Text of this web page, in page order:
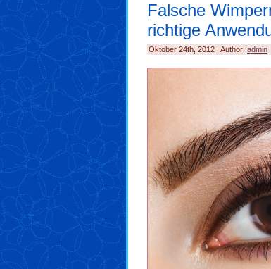
Falsche
richtige
Oktober 24th, 2012 | Author: admin